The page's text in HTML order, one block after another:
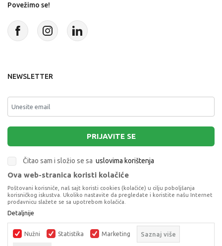
FM3125 DUHOLOV
DRUŠTVENE IGRE
Povežimo se!
NEWSLETTER
PRIJAVITE SE
Čitao sam i složio se sa uslovima korištenja
Terms of Service
apply.
Ova web-stranica koristi kolačiće
Poštovani korisniče, naš sajt koristi cookies (kolačiće) u cilju poboljšanja
korisničkog iskustva. Ukoliko nastavite da pregledate i koristite našu Internet
prodavnicu slažete se sa upotrebom kolačića.
Detaljnije
Nužni Statistika Marketing Saznaj više